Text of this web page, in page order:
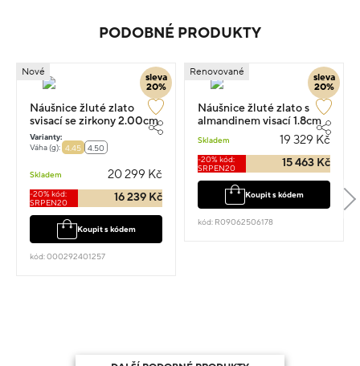
PODOBNÉ PRODUKTY
sleva
20%
Nové
Náušnice žluté zlato
svisací se zirkony 2.00cm
4.45g
Varianty:
Váha (g): 4.45 4.50
Skladem 20 299 Kč
-20% kód:
SRPEN20
16 239 Kč
Koupit s kódem
kód: 000292401257
sleva
20%
Renovované
Náušnice žluté zlato s
almandinem visací 1.8cm
Skladem 19 329 Kč
-20% kód:
SRPEN20
15 463 Kč
Koupit s kódem
kód: R09062506178